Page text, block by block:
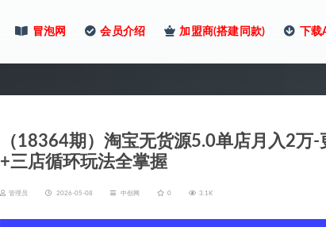
冒泡网 会员介绍 加盟商(搭建同款) 下载
（18364期）淘宝无货源5.0单店月入2
+三店循环玩法全掌握
管理员 2026-05-08 中创网 0 3.1K